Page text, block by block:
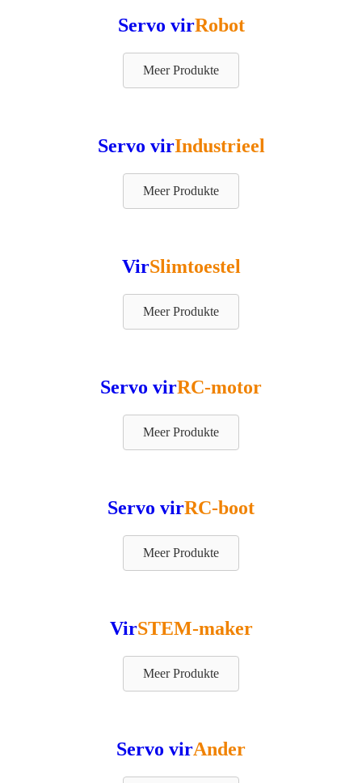
Servo virRobot
Meer Produkte
Servo virIndustrieel
Meer Produkte
VirSlimtoestel
Meer Produkte
Servo virRC-motor
Meer Produkte
Servo virRC-boot
Meer Produkte
VirSTEM-maker
Meer Produkte
Servo virAnder